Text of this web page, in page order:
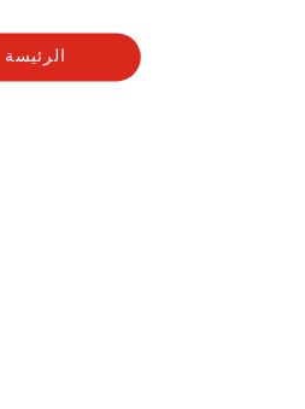
الرئيسة